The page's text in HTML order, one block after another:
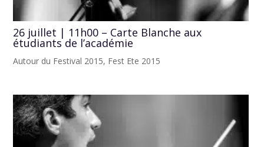
26 juillet | 11h00 – Carte Blanche aux
étudiants de l’académie
Autour du Festival 2015, Fest Ete 2015